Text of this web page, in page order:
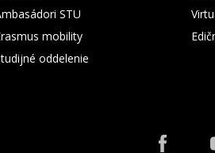
STU
mobility
oddelenie